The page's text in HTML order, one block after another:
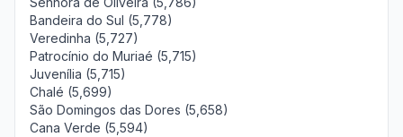
Bandeira do Sul (5,778)
Veredinha (5,727)
Patrocínio do Muriaé (5,715)
Juvenília (5,715)
Chalé (5,699)
São Domingos das Dores (5,658)
Cana Verde (5,594)